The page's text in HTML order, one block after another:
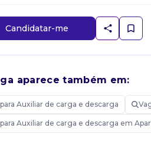
Candidatar-me
aparece também em:
Auxiliar de carga e descarga
Auxiliar de carga e descarga em